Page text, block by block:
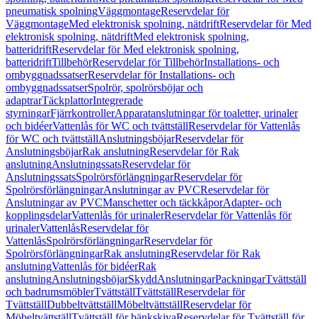
pneumatisk spolningVäggmontageReservdelar för
VäggmontageMed elektronisk spolning, nätdriftReservdelar för Med
elektronisk spolning, nätdriftMed elektronisk spolning,
batteridriftReservdelar för Med elektronisk spolning,
batteridriftTillbehörReservdelar för TillbehörInstallations- och
ombyggnadssatserReservdelar för Installations- och
ombyggnadssatserSpolrör, spolrörsböjar och
adaptrarTäckplattorIntegrerade
styrningarFjärrkontrollerApparatanslutningar för toaletter, urinaler
och bidéerVattenlås för WC och tvättställReservdelar för Vattenlås
för WC och tvättställAnslutningsböjarReservdelar för
AnslutningsböjarRak anslutningReservdelar för Rak
anslutningAnslutningssatsReservdelar för
AnslutningssatsSpolrörsförlängningarReservdelar för
SpolrörsförlängningarAnslutningar av PVCReservdelar för
Anslutningar av PVCManschetter och täckkåporAdapter- och
kopplingsdelarVattenlås för urinalerReservdelar för Vattenlås för
urinalerVattenlåsReservdelar för
VattenlåsSpolrörsförlängningarReservdelar för
SpolrörsförlängningarRak anslutningReservdelar för Rak
anslutningVattenlås för bidéerRak
anslutningAnslutningsböjarSkyddAnslutningarPackningarTvättställ
och badrumsmöblerTvättställTvättställReservdelar för
TvättställDubbeltvättställMöbeltvättställReservdelar för